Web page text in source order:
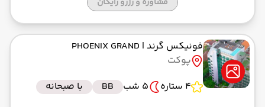
فونیکس گرند | PHOENIX GRAND
پوکت
4 ستاره
5 شب BB
با صبحانه